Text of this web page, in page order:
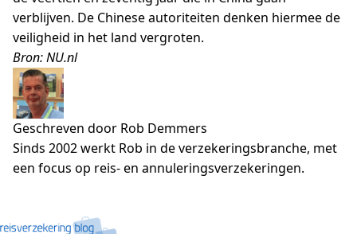
verblijven. De Chinese autoriteiten denken hiermee de
veiligheid in het land vergroten.
Bron: NU.nl
Geschreven door Rob Demmers
Sinds 2002 werkt Rob in de verzekeringsbranche, met
een focus op reis- en annuleringsverzekeringen.